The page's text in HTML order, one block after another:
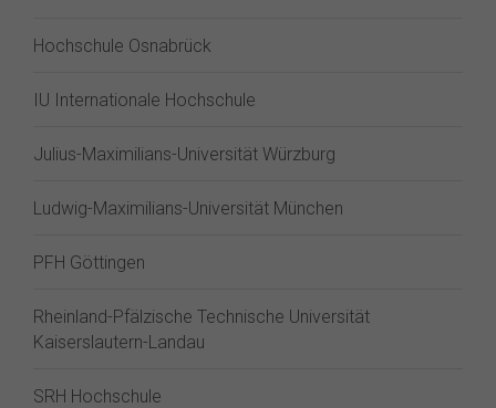
Hochschule Osnabrück
IU Internationale Hochschule
Julius-Maximilians-Universität Würzburg
Ludwig-Maximilians-Universität München
PFH Göttingen
Rheinland-Pfälzische Technische Universität
Kaiserslautern-Landau
SRH Hochschule